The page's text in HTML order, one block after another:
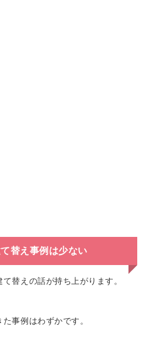
替え事例は少ない
替えの話が持ち上がります。
事例はわずかです。